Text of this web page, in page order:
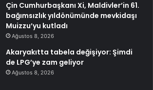
Çin Cumhurbaşkanı Xi, Maldivler’in 61.
bağımsızlık yıldönümünde mevkidaşı
Muizzu’yu kutladı
Ağustos 8, 2026
Akaryakıtta tabela değişiyor: Şimdi
de LPG’ye zam geliyor
Ağustos 8, 2026